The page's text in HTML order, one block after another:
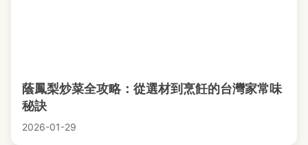
蔭鳳梨炒菜全攻略：從選材到烹飪的台灣家常味
秘訣
2026-01-29